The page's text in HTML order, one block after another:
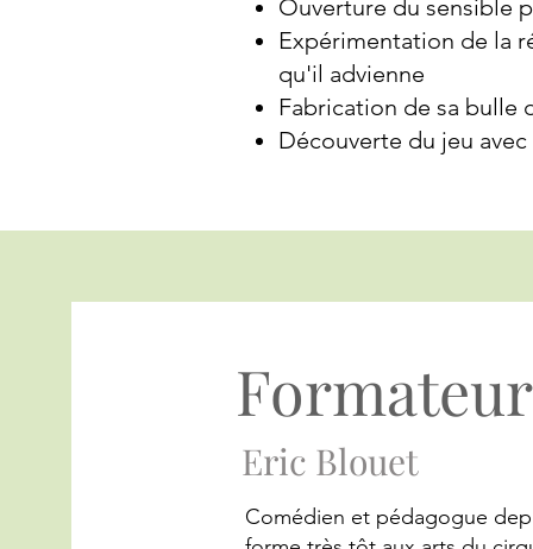
Ouverture du sensible
Expérimentation de la
qu'il advienne
Fabrication de sa bulle
Découverte du jeu
Formateur
Eric Blouet
Comédien et pédagogue